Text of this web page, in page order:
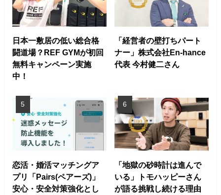
日本一敷居の低い総合格
闘道場？REF GYMが初回
無料キャンペーン実施
中！
「経営者の壁打ちパート
ナー」株式会社En-hance
代表 今村健二さん
恋活・婚活マッチングア
プリ「Pairs(ペアーズ)」
安心・安全対策強化とし
「地獄の砂時計は進んで
いる」トモハッピーさん
が語る挑戦し続ける理由